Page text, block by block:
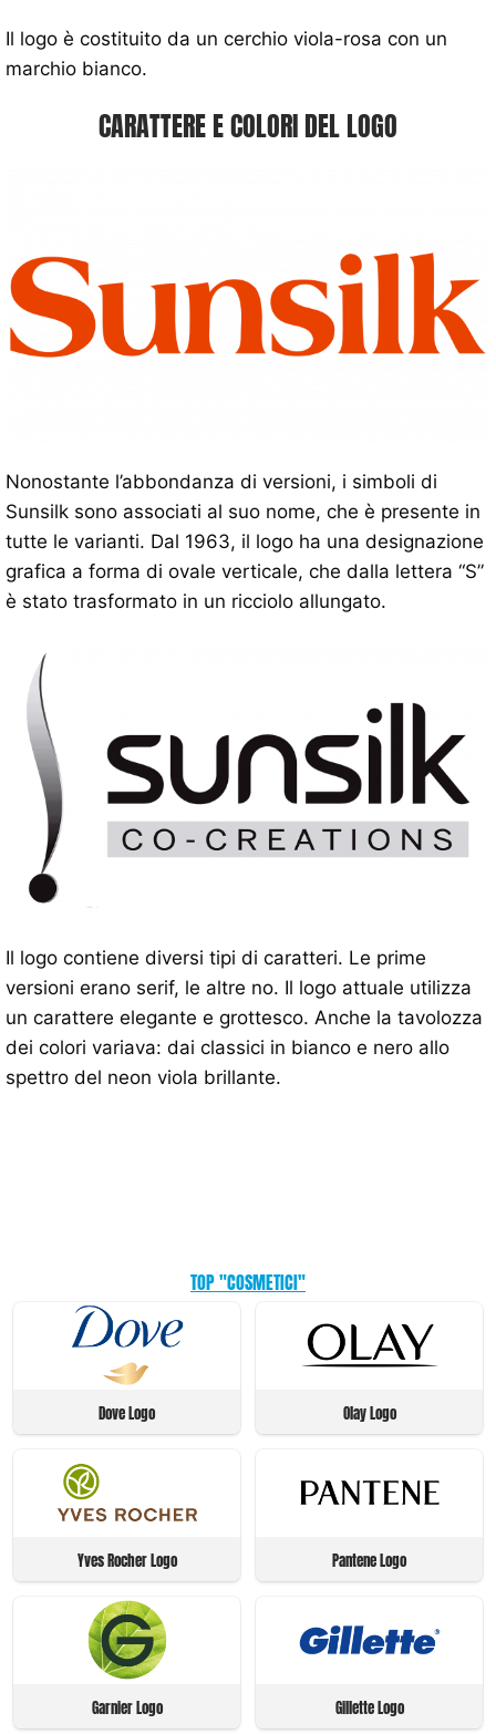
Il logo è costituito da un cerchio viola-rosa con un
marchio bianco.
CARATTERE E COLORI DEL LOGO
Nonostante l’abbondanza di versioni, i simboli di
Sunsilk sono associati al suo nome, che è presente in
tutte le varianti. Dal 1963, il logo ha una designazione
grafica a forma di ovale verticale, che dalla lettera “S”
è stato trasformato in un ricciolo allungato.
Il logo contiene diversi tipi di caratteri. Le prime
versioni erano serif, le altre no. Il logo attuale utilizza
un carattere elegante e grottesco. Anche la tavolozza
dei colori variava: dai classici in bianco e nero allo
spettro del neon viola brillante.
TOP "COSMETICI"
Dove Logo Olay Logo
Yves Rocher Logo Pantene Logo
Garnier Logo Gillette Logo